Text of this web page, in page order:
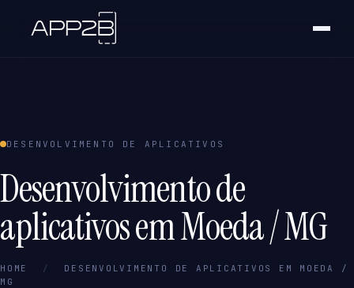
DESENVOLVIMENTO DE APLICATIVOS
Desenvolvimento de
aplicativos em Moeda / MG
HOME /
DESENVOLVIMENTO DE APLICATIVOS EM MOEDA /
MG